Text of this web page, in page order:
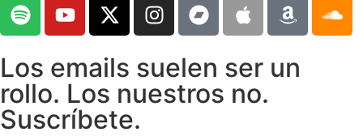
Los emails suelen ser un
rollo. Los nuestros no.
Suscríbete.